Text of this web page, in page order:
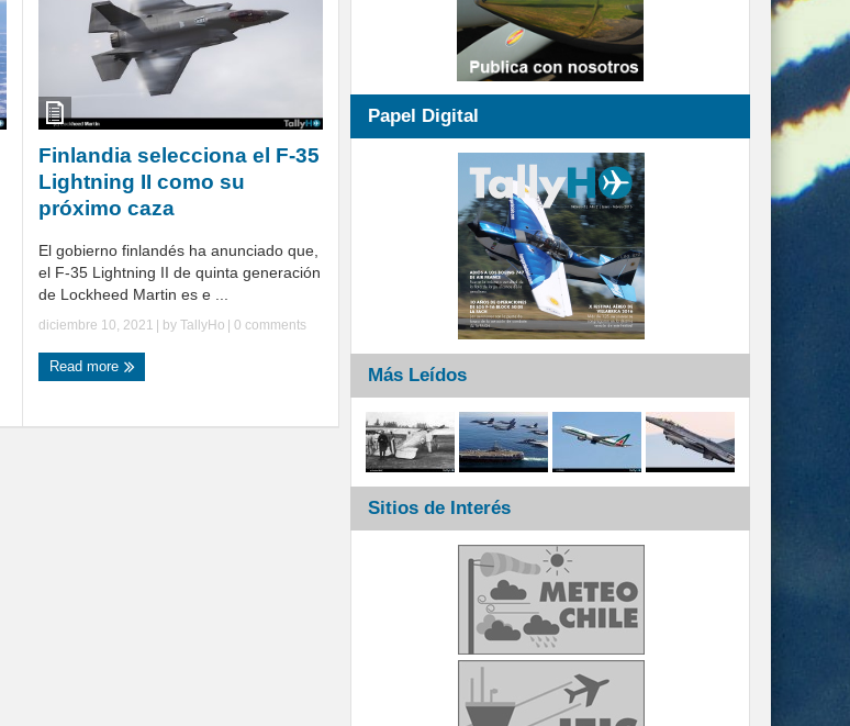
Finlandia selecciona el F-35
Lightning II como su
próximo caza
El gobierno finlandés ha anunciado que,
el F-35 Lightning II de quinta generación
de Lockheed Martin es e ...
diciembre 10, 2021 | by TallyHo 0 comments
Read more
Papel Digital
Más Leídos
Sitios de Interés